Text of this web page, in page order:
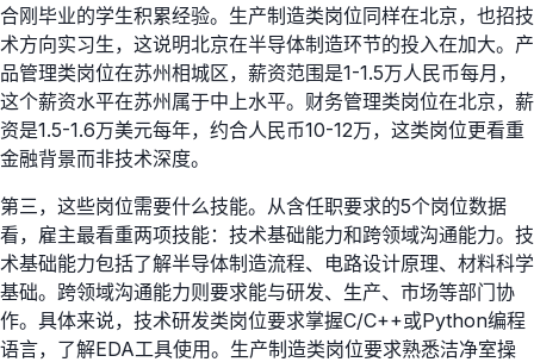
合刚毕业的学生积累经验。生产制造类岗位同样在北京，也招技
术方向实习生，这说明北京在半导体制造环节的投入在加大。产
品管理类岗位在苏州相城区，薪资范围是1-1.5万人民币每月，
这个薪资水平在苏州属于中上水平。财务管理类岗位在北京，薪
资是1.5-1.6万美元每年，约合人民币10-12万，这类岗位更看重
金融背景而非技术深度。
第三，这些岗位需要什么技能。从含任职要求的5个岗位数据
看，雇主最看重两项技能：技术基础能力和跨领域沟通能力。技
术基础能力包括了解半导体制造流程、电路设计原理、材料科学
基础。跨领域沟通能力则要求能与研发、生产、市场等部门协
作。具体来说，技术研发类岗位要求掌握C/C++或Python编程
语言，了解EDA工具使用。生产制造类岗位要求熟悉洁净室操